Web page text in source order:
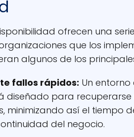
ofrecen una
que los
algunos de los
fallos rápidos: Un
diseñado para
minimizando así el tiempo
del negocio.